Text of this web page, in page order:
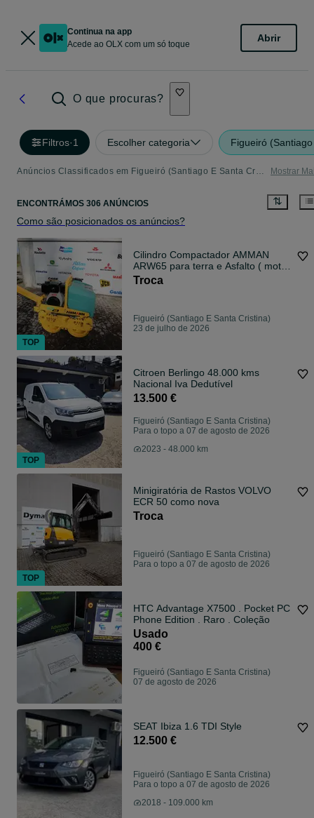
Continua na app
Acede ao OLX com um só toque
Abrir
O que procuras?
Filtros·1 Escolher categoria Figueiró
Anúncios Classificados em Figueiró (Santiago E Santa Cristina) - tudo o que precisa Mostrar
ENCONTRÁMOS 306 ANÚNCIOS
Como são posicionados os anúncios?
Cilindro Compactador AMMAN
ARW65 para terra e Asfalto ( motor
Yanmar)
Troca
Figueiró (Santiago E Santa Cristina)
23 de julho de 2026
Citroen Berlingo 48.000 kms
Nacional Iva Dedutível
13.500 €
Figueiró (Santiago E Santa Cristina)
Para o topo a 07 de agosto de 2026
2023 - 48.000 km
Minigiratória de Rastos VOLVO
ECR 50 como nova
Troca
Figueiró (Santiago E Santa Cristina)
Para o topo a 07 de agosto de 2026
HTC Advantage X7500 . Pocket PC
Phone Edition . Raro . Coleção
Usado
400 €
Figueiró (Santiago E Santa Cristina)
07 de agosto de 2026
SEAT Ibiza 1.6 TDI Style
12.500 €
Figueiró (Santiago E Santa Cristina)
Para o topo a 07 de agosto de 2026
2018 - 109.000 km
TOP
TOP
TOP